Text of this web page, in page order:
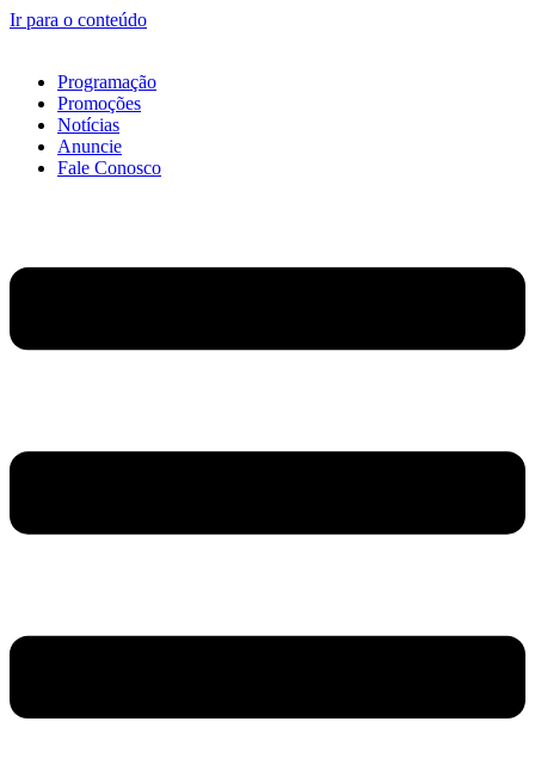
Ir para o conteúdo
Programação
Promoções
Notícias
Anuncie
Fale Conosco